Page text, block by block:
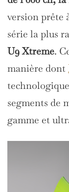
version prête
série la plus
U9 Xtreme.
manière dont
segments de
gamme et